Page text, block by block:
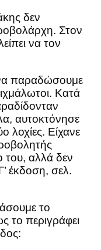
δεν
Στον
να τον
παραδώσουμε
Κατά
αυτοκτόνησε
λοχίες. Είχανε
του, αλλά δεν
έκδοση, σελ.
το
το περιγράφει